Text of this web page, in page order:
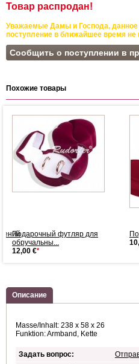
Товар распродан!
Уважаемые Дамы и Господа, данное
поступление в ближайшее время не
Сообщить о поступлении в
Похожие товары
Подарочный футляр для
обручальны...
12,00 €*
Описание
Masse/Inhalt: 238 x 58 x 26
Funktion: Armband, Kette
Задать вопрос: